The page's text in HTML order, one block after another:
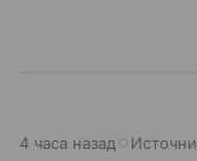
4 часа назад